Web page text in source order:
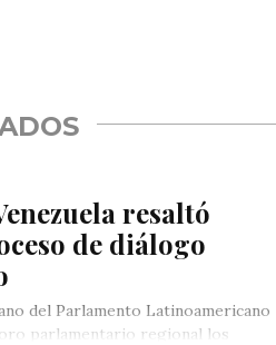
resaltó
de diálogo
del Parlamento Latinoamericano
parlamentario regional los